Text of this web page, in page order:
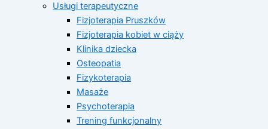
Usługi terapeutyczne
Fizjoterapia Pruszków
Fizjoterapia kobiet w ciąży
Klinika dziecka
Osteopatia
Fizykoterapia
Masaże
Psychoterapia
Trening funkcjonalny